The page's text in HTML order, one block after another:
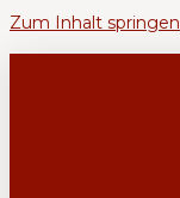
Zum Inhalt springen